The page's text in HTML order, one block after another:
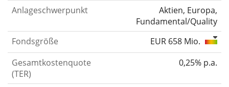
Anlageschwerpunkt
Aktien, Europa,
Fundamental/Quality
Fondsgröße
EUR 658 Mio.
Gesamtkostenquote
(TER)
0,25% p.a.